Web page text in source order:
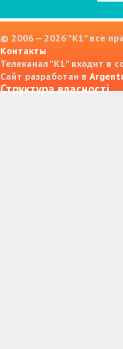
© 2006 — 2026 "K1" все
Контакты
Телеканал "К1" входит в
Сайт разработан в
Структура власності